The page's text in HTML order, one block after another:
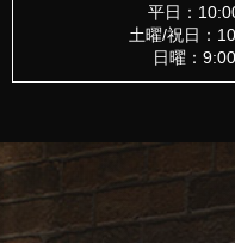
平日：
土曜/祝日：
日曜：